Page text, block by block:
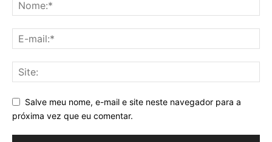
Salve meu nome, e-mail e site neste navegador para a
próxima vez que eu comentar.